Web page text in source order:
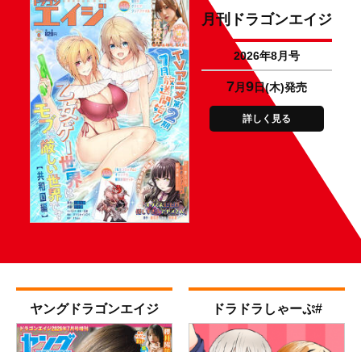
月刊ドラゴンエイジ
2026年8月号
7月 9日(木)発売
詳しく見る
ヤングドラゴンエイジ ドラドラ しゃーぷ#